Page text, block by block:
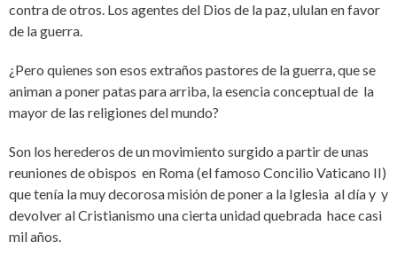
contra de otros. Los agentes del Dios de la paz, ululan en favor
de la guerra.
¿Pero quienes son esos extraños pastores de la guerra, que se
animan a poner patas para arriba, la esencia conceptual de la
mayor de las religiones del mundo?
Son los herederos de un movimiento surgido a partir de unas
reuniones de obispos en Roma (el famoso Concilio Vaticano II)
que tenía la muy decorosa misión de poner a la Iglesia al día y y
devolver al Cristianismo una cierta unidad quebrada hace casi
mil años.